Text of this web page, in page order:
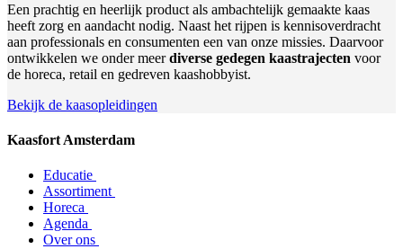
Een prachtig en heerlijk product als ambachtelijk gemaakte kaas
heeft zorg en aandacht nodig. Naast het rijpen is kennisoverdracht
aan professionals en consumenten een van onze missies. Daarvoor
ontwikkelen we onder meerdiverse gedegen kaastrajecten voor
de horeca, retail en gedreven kaashobbyist.
Bekijk de kaasopleidingen
Kaasfort Amsterdam
Educatie
Assortiment
Horeca
Agenda
Over ons